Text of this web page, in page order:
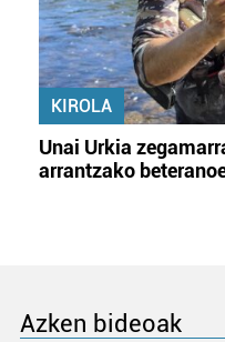
KIROLA
Unai Urkia
arrantzako
Azken bideoak